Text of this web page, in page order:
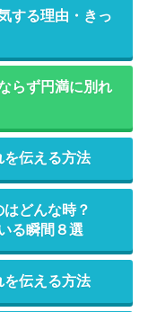
する理由・きっ
らず円満に別れ
伝える方法
どんな時？
る瞬間８選
伝える方法